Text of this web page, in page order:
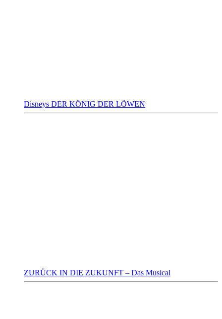
Disneys DER KÖNIG DER LÖWEN
ZURÜCK IN DIE ZUKUNFT – Das Musical